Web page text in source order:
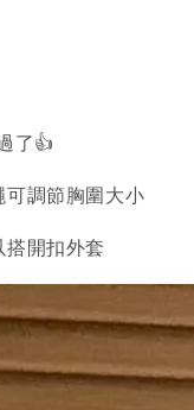
了👍
可調節胸圍大小
開扣外套